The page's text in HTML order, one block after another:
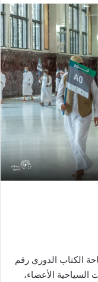
الكتاب الدوري رقم
السياحية الأعضاء،